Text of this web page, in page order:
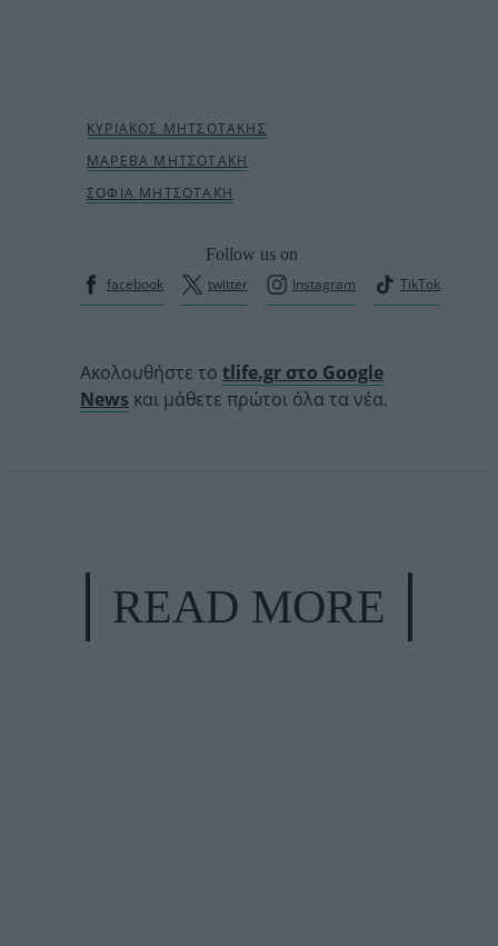
Follow us on
facebook
twitter Instagram TikTok
Ακολουθήστε το tlife.gr στο Google
News και μάθετε πρώτοι όλα τα νέα.
READ MORE